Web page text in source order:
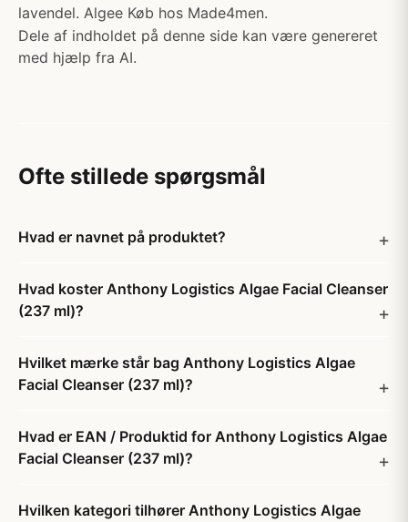
lavendel. Algee Køb hos Made4men.
Dele af indholdet på denne side kan være genereret
med hjælp fra AI.
Ofte stillede spørgsmål
Hvad er navnet på produktet?
Hvad koster Anthony Logistics Algae Facial Cleanser
(237 ml)?
Hvilket mærke står bag Anthony Logistics Algae
Facial Cleanser (237 ml)?
Hvad er EAN / Produktid for Anthony Logistics Algae
Facial Cleanser (237 ml)?
Hvilken kategori tilhører Anthony Logistics Algae